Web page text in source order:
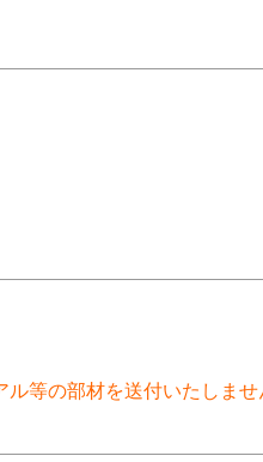
等の部材を送付いたしま